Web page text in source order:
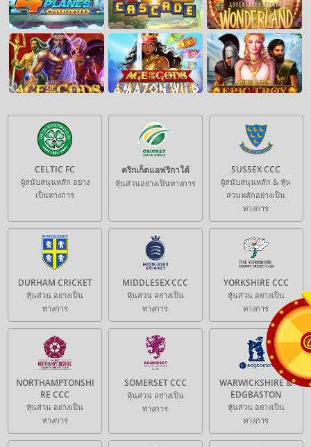
CELTIC FC
ผู้สนับสนุนหลัก อย่าง
เป็นทางการ
คริกเก็ตแอฟริกาใต้
หุ้นส่วนอย่างเป็นทางการ
SUSSEX CCC
ผู้สนับสนุนหลัก & หุ้น
ส่วนหลักอย่างเป็น
ทางการ
DURHAM CRICKET
หุ้นส่วน อย่างเป็น
ทางการ
MIDDLESEX CCC
หุ้นส่วน อย่างเป็น
ทางการ
YORKSHIRE CCC
หุ้นส่วน อย่างเป็น
ทางการ
NORTHAMPTONSHI
RE CCC
หุ้นส่วน อย่างเป็น
ทางการ
SOMERSET CCC
หุ้นส่วน อย่างเป็น
ทางการ
WARWICKSHIRE &
EDGBASTON
หุ้นส่วน อย่างเป็น
ทางการ